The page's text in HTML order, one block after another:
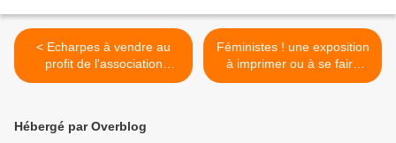
< Echarpes à vendre au
profit de l'association
(fabriquées par une
Féministes ! une exposition
à imprimer ou à se faire
prêter gratuitement (dans
Hébergé par Overblog